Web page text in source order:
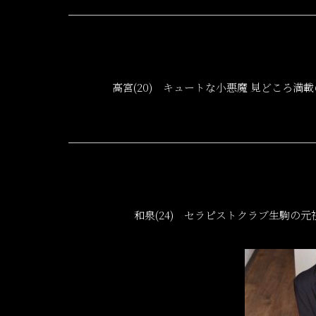
高宮(20) キュートな小悪魔 見どころ満載
和泉(24) セラピストクラブ生駒の元